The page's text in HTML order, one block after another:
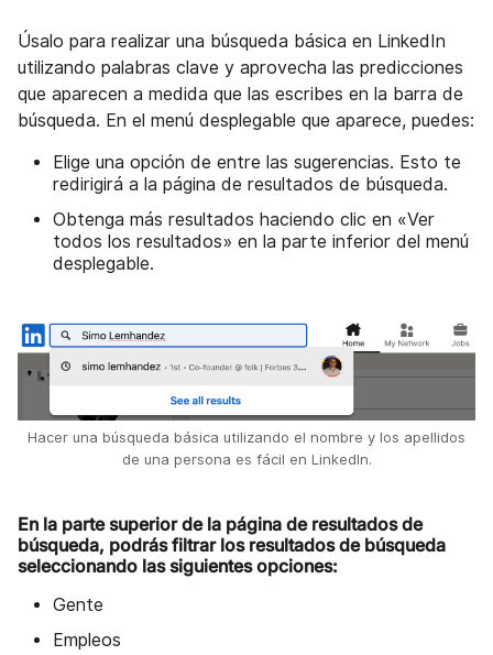
Úsalo para realizar una búsqueda básica en LinkedIn
utilizando palabras clave y aprovecha las predicciones
que aparecen a medida que las escribes en la barra de
búsqueda. En el menú desplegable que aparece, puedes:
Elige una opción de entre las sugerencias. Esto te
redirigirá a la página de resultados de búsqueda.
Obtenga más resultados haciendo clic en «Ver
todos los resultados» en la parte inferior del menú
desplegable.
Hacer una búsqueda básica utilizando el nombre y los apellidos
de una persona es fácil en LinkedIn.
En la parte superior de la página de resultados de
búsqueda, podrás filtrar los resultados de búsqueda
seleccionando las siguientes opciones:
Gente
Empleos